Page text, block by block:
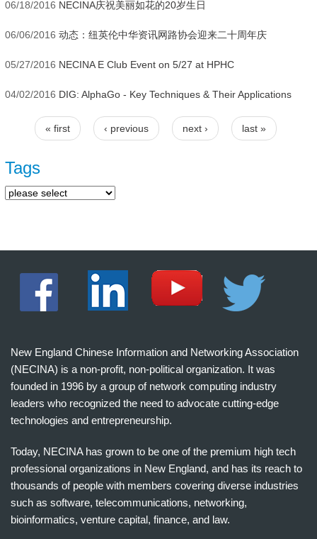
06/18/2016 NECINA庆祝美丽如花的20岁生日
06/06/2016 动态：纽英伦中华资讯网路协会迎来二十周年庆
05/27/2016 NECINA E Club Event on 5/27 at HPHC
04/02/2016 DIG: AlphaGo - Key Techniques & Their Applications
Pages
« first ‹ previous next › last »
Tags
New England Chinese Information and Networking Association
(NECINA) is a non-profit, non-political organization. It was
founded in 1996 by a group of network computing industry
leaders who recognized the need to advocate cutting-edge
technologies and entrepreneurship.
Today, NECINA has grown to be one of the premium high tech
professional organizations in New England, and has its reach to
thousands of people with members covering diverse industries
such as software, telecommunications, networking,
bioinformatics, venture capital, finance, and law.